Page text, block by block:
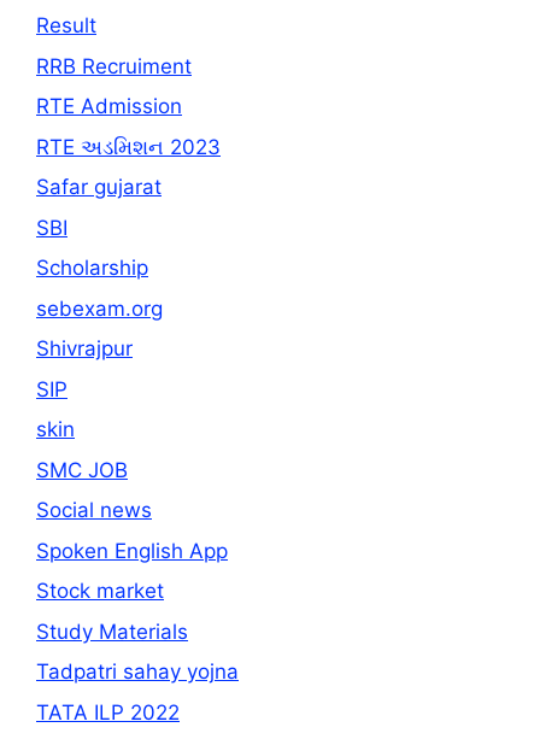
Result
RRB Recruiment
RTE Admission
RTE અડમિશન 2023
Safar gujarat
SBI
Scholarship
sebexam.org
Shivrajpur
SIP
skin
SMC JOB
Social news
Spoken English App
Stock market
Study Materials
Tadpatri sahay yojna
TATA ILP 2022